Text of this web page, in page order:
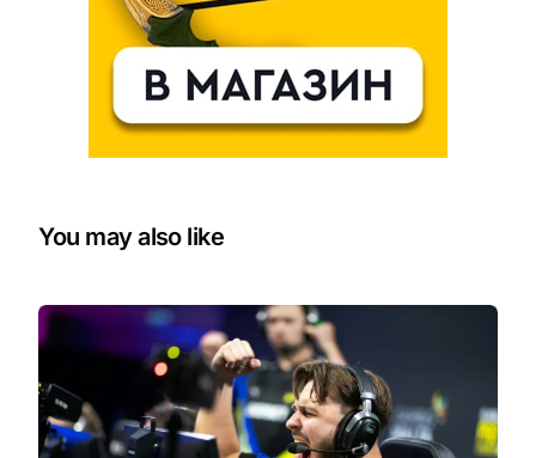
You may also like